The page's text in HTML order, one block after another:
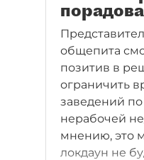
общепита
позитив в
ограничить
заведений
нерабочей
мнению, это
локдаун не